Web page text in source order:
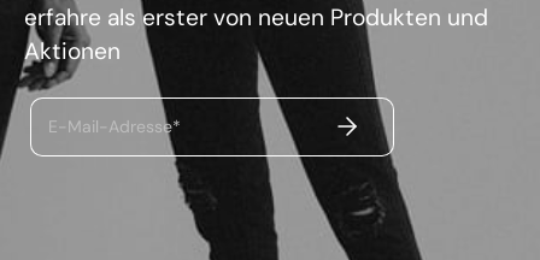
erfahre als erster von neuen Produkten und
Aktionen
E-Mail-Adresse* ABSENDEN